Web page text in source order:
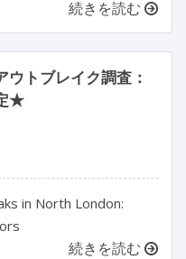
続きを読む
ウトブレイク調査：
★
in North London:
続きを読む